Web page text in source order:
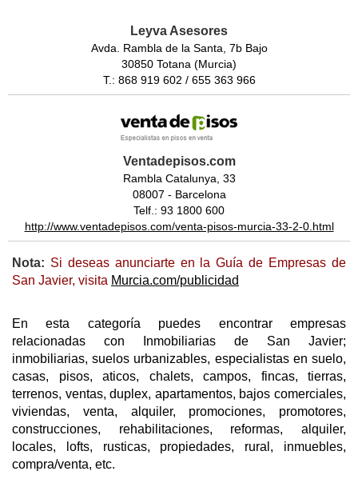
Leyva Asesores
Avda. Rambla de la Santa, 7b Bajo
30850 Totana (Murcia)
T.: 868 919 602 / 655 363 966
Ventadepisos.com
Rambla Catalunya, 33
08007 - Barcelona
Telf.: 93 1800 600
http://www.ventadepisos.com/venta-pisos-murcia-33-2-0.html
Nota: Si deseas anunciarte en la Guía de Empresas de
San Javier, visita Murcia.com/publicidad
En esta categoría puedes encontrar empresas
relacionadas con Inmobiliarias de San Javier;
inmobiliarias, suelos urbanizables, especialistas en suelo,
casas, pisos, aticos, chalets, campos, fincas, tierras,
terrenos, ventas, duplex, apartamentos, bajos comerciales,
viviendas, venta, alquiler, promociones, promotores,
construcciones, rehabilitaciones, reformas, alquiler,
locales, lofts, rusticas, propiedades, rural, inmuebles,
compra/venta, etc.